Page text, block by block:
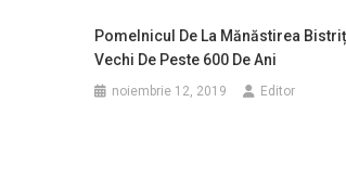
Pomelnicul De La Mănăstirea
Vechi De Peste 600 De Ani
noiembrie 12, 2019 Editor